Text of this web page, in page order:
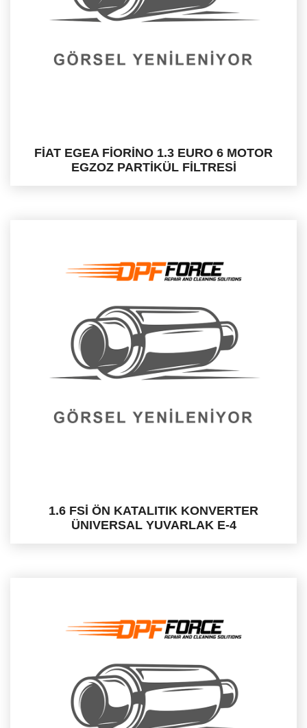
FİAT EGEA FİORİNO 1.3 EURO 6 MOTOR
EGZOZ PARTİKÜL FİLTRESİ
1.6 FSİ ÖN KATALITIK KONVERTER
ÜNIVERSAL YUVARLAK E-4